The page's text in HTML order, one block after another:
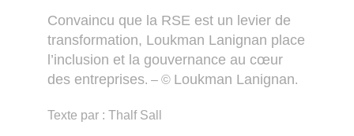
Convaincu que la RSE est un levier de
transformation, Loukman Lanignan place
l’inclusion et la gouvernance au cœur
des entreprises. – © Loukman Lanignan.
Texte par : Thalf Sall